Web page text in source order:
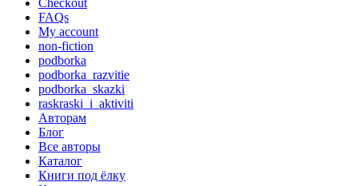
Checkout
FAQs
My account
non-fiction
podborka
podborka_razvitie
podborka_skazki
raskraski_i_aktiviti
Авторам
Блог
Все авторы
Каталог
Книги под ёлку